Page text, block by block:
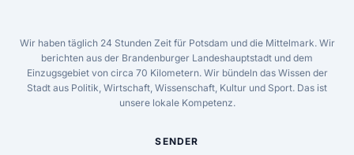
Wir haben täglich 24 Stunden Zeit für Potsdam und die Mittelmark. Wir
berichten aus der Brandenburger Landeshauptstadt und dem
Einzugsgebiet von circa 70 Kilometern. Wir bündeln das Wissen der
Stadt aus Politik, Wirtschaft, Wissenschaft, Kultur und Sport. Das ist
unsere lokale Kompetenz.
SENDER